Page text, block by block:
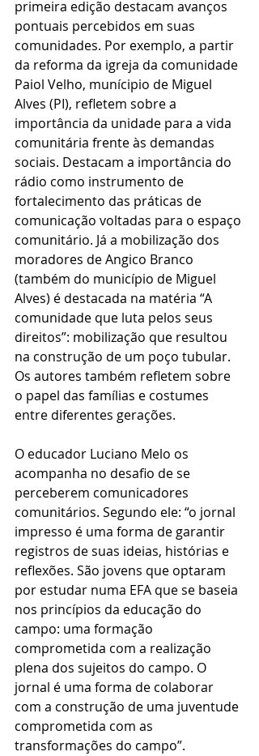
primeira edição destacam avanços
pontuais percebidos em suas
comunidades. Por exemplo, a partir
da reforma da igreja da comunidade
Paiol Velho, munícipio de Miguel
Alves (PI), refletem sobre a
importância da unidade para a vida
comunitária frente às demandas
sociais. Destacam a importância do
rádio como instrumento de
fortalecimento das práticas de
comunicação voltadas para o espaço
comunitário. Já a mobilização dos
moradores de Angico Branco
(também do município de Miguel
Alves) é destacada na matéria “A
comunidade que luta pelos seus
direitos”: mobilização que resultou
na construção de um poço tubular.
Os autores também refletem sobre
o papel das famílias e costumes
entre diferentes gerações.
O educador Luciano Melo os
acompanha no desafio de se
perceberem comunicadores
comunitários. Segundo ele: “o jornal
impresso é uma forma de garantir
registros de suas ideias, histórias e
reflexões. São jovens que optaram
por estudar numa EFA que se baseia
nos princípios da educação do
campo: uma formação
comprometida com a realização
plena dos sujeitos do campo. O
jornal é uma forma de colaborar
com a construção de uma juventude
comprometida com as
transformações do campo”.